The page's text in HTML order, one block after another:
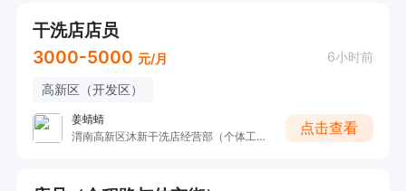
干洗店店员
3000-5000 元/月 6小时前
高新区（开发区）
姜蜻蜻
渭南高新区沐新干洗店经营部（个体工商户）
点击查看